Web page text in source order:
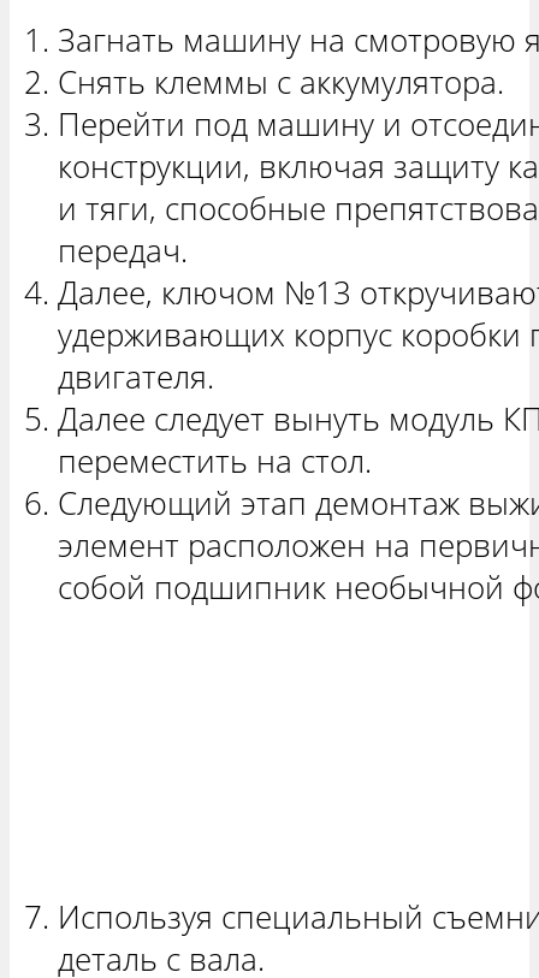
Загнать машину на смотровую
Снять клеммы с аккумулятора.
Перейти под машину и
конструкции, включая защиту
и тяги, способные
передач.
Далее, ключом №13
удерживающих корпус коробки
двигателя.
Далее следует вынуть модуль
переместить на стол.
Следующий этап демонтаж
элемент расположен на
собой подшипник необычной
Используя специальный
деталь с вала.